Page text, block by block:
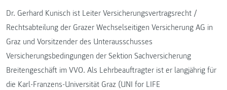
Dr. Gerhard Kunisch ist Leiter Versicherungsvertragsrecht /
Rechtsabteilung der Grazer Wechselseitigen Versicherung AG in
Graz und Vorsitzender des Unterausschusses
Versicherungsbedingungen der Sektion Sachversicherung
Breitengeschäft im VVO. Als Lehrbeauftragter ist er langjährig für
die Karl-Franzens-Universität Graz (UNI for LIFE